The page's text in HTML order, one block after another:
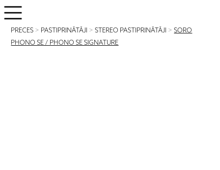
PRECES > PASTIPRINĀTĀJI >STEREO PASTIPRINĀTĀJI >SORO
PHONO SE / PHONO SE SIGNATURE